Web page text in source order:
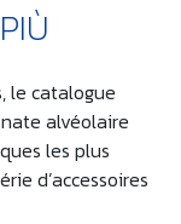
le catalogue
alvéolaire
les plus
d’accessoires